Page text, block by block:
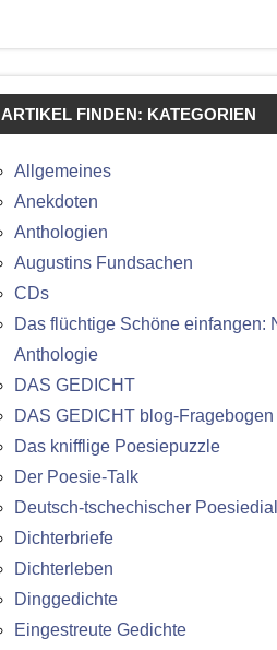
ARTIKEL FINDEN: KATEGORIEN
Allgemeines
Anekdoten
Anthologien
Augustins Fundsachen
CDs
Das flüchtige Schöne einfangen:
Anthologie
DAS GEDICHT
DAS GEDICHT blog-Fragebogen
Das knifflige Poesiepuzzle
Der Poesie-Talk
Deutsch-tschechischer
Dichterbriefe
Dichterleben
Dinggedichte
Eingestreute Gedichte